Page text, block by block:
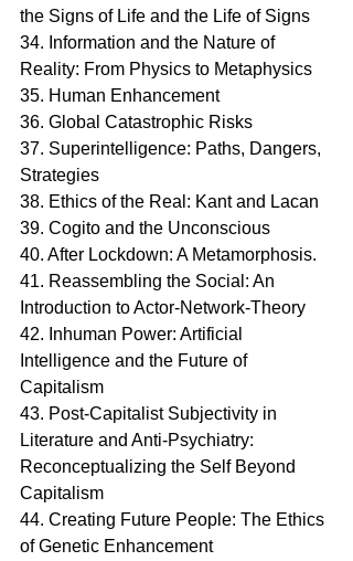
the Signs of Life and the Life of Signs
34. Information and the Nature of
Reality: From Physics to Metaphysics
35. Human Enhancement
36. Global Catastrophic Risks
37. Superintelligence: Paths, Dangers,
Strategies
38. Ethics of the Real: Kant and Lacan
39. Cogito and the Unconscious
40. After Lockdown: A Metamorphosis.
41. Reassembling the Social: An
Introduction to Actor-Network-Theory
42. Inhuman Power: Artificial
Intelligence and the Future of
Capitalism
43. Post-Capitalist Subjectivity in
Literature and Anti-Psychiatry:
Reconceptualizing the Self Beyond
Capitalism
44. Creating Future People: The Ethics
of Genetic Enhancement